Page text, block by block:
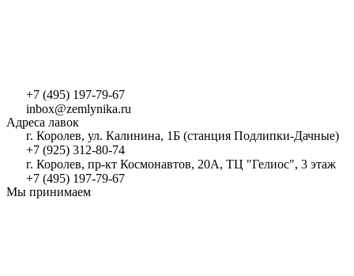
+7 (495) 197-79-67
inbox@zemlynika.ru
Адреса лавок
г. Королев, ул. Калинина, 1Б (станция Подлипки-Дачные)
+7 (925) 312-80-74
г. Королев, пр-кт Космонавтов, 20А, ТЦ "Гелиос", 3 этаж
+7 (495) 197-79-67
Мы принимаем